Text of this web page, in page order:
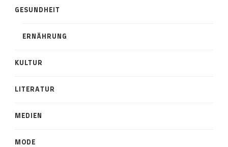
GESUNDHEIT
ERNÄHRUNG
KULTUR
LITERATUR
MEDIEN
MODE